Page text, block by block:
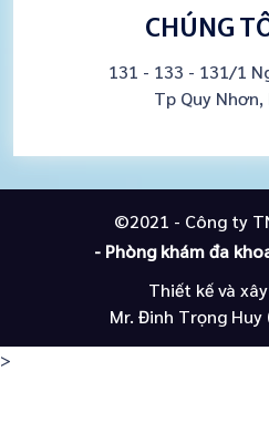
CHÚNG
131 - 133 - 131/1
Tp Quy Nhơn,
©2021 - Công ty
- Phòng khám đa
Thiết kế và
Mr. Đinh Trọng Huy
>